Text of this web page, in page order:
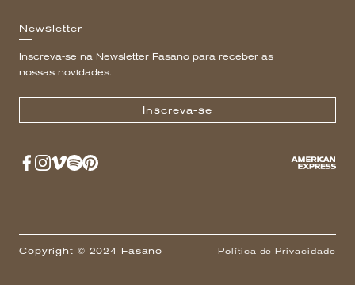
Newsletter
Inscreva-se na Newsletter Fasano para receber as
nossas novidades.
Inscreva-se
Copyright © 2024 Fasano Política de Privacidade